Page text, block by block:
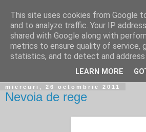
Cafe Andy's
''Nu e obligatoriu să fii de acord cu
aşa.''(Albert Einstein)
miercuri, 26 octombrie 2011
Nevoia de rege
This site uses cookies from Google
and to analyze traffic. Your IP
shared with Google along with
metrics to ensure quality of service,
statistics, and to detect and address
LEARN MORE